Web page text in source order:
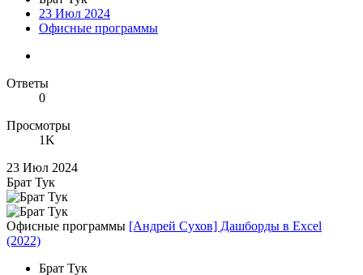
23 Июл 2024
Офисные программы
Ответы
0
Просмотры
1K
23 Июл 2024
Брат Тук
Офисные программы [Андрей Сухов] Дашборды в Excel
(2022)
Брат Тук